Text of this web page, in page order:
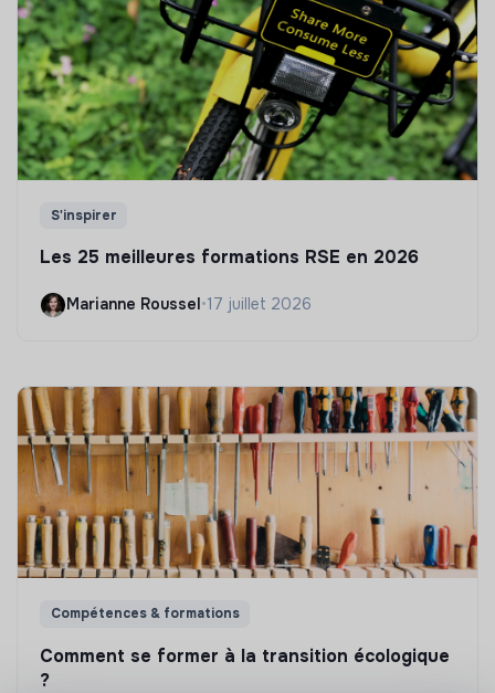
S'inspirer
Les 25 meilleures formations RSE en 2026
Marianne Roussel •17 juillet 2026
Compétences & formations
Comment se former à la transition écologique
?